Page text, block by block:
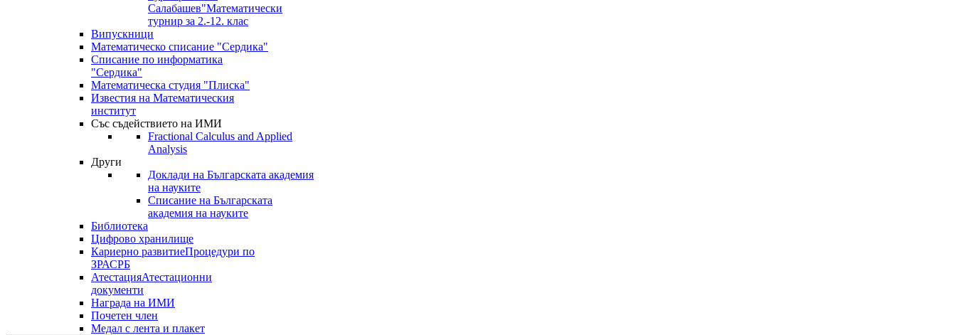
Салабашев"Математически
турнир за 2.-12. клас
Випускници
Математическо списание "Сердика"
Списание по информатика
"Сердика"
Математическа студия "Плиска"
Известия на Математическия
институт
Със съдействието на ИМИ
Fractional Calculus and Applied
Analysis
Други
Доклади на Българската академия
на науките
Списание на Българската
академия на науките
Библиотека
Цифрово хранилище
Кариерно развитиеПроцедури по
ЗРАСРБ
АтестацияАтестационни
документи
Награда на ИМИ
Почетен член
Медал с лента и плакет